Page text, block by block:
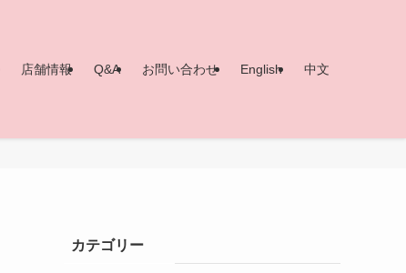
店舗情報 Q&A お問い合わせ English 中文
カテゴリー